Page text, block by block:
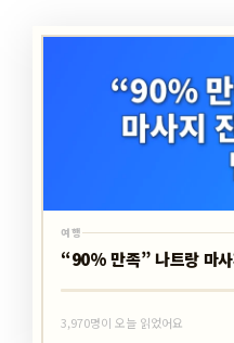
여행
“90% 만족” 나트랑 마
3,970명이 오늘 읽었어요